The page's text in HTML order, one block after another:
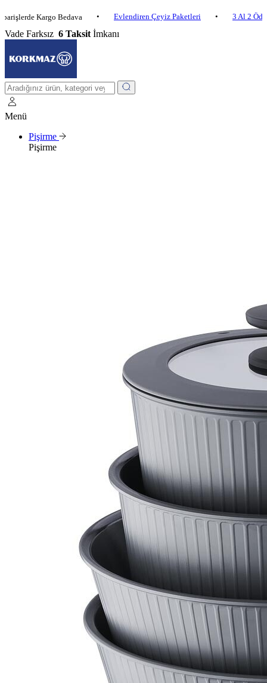
Kargo Bedava • Evlendiren Çeyiz Paketleri • 3 Al 2 Öde •
Vade Farksız 6 Taksit İmkanı
Menü
Pişirme
Pişirme